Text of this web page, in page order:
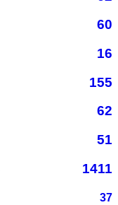
60
16
155
62
51
1411
37